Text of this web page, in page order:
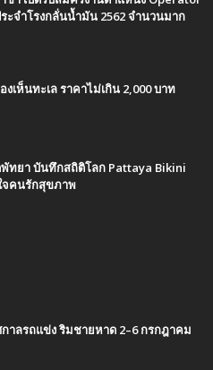
ะจำโรงกลั่นน้ำมัน 2562 จำนวนมาก
เห็นทะเล ราคาไม่เกิน 2,000 บาท
ทยา บันทึกสถิติโลก Pattaya Bikini
จคนรักสุขภาพ
กาลรถแข่ง ริมชายหาด 2–6 กรกฎาคม